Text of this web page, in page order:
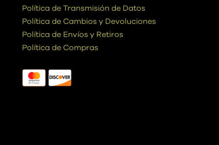
Política de Transmisión de Datos
Política de Cambios y Devoluciones
Política de Envíos y Retiros
Política de Compras